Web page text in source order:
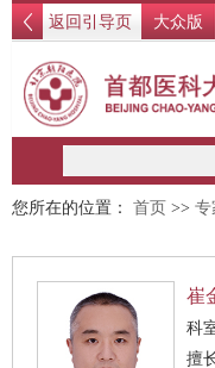
返回引导页 大众版
您所在的位置： 首页 >> 专
崔
科